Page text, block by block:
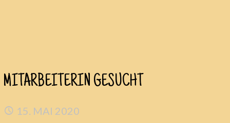
Zum
Inhalt
MITARBEITERIN GESUCHT
15. MAI 2020